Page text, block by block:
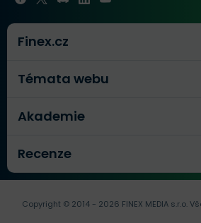
Finex.cz
Témata webu
Akademie
Recenze
Copyright © 2014 - 2026 FINEX MEDIA s.r.o.